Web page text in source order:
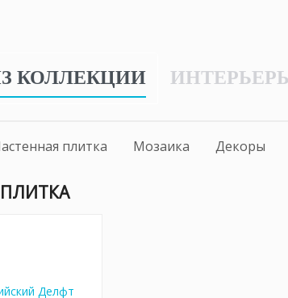
КОЛЛЕКЦИИ
плитка Мозаика Декоры